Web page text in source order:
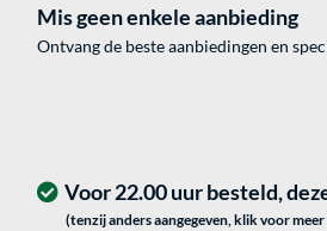
Mis geen enkele aanbieding
Ontvang de beste aanbiedingen en
Voor 22.00 uur besteld,
(tenzij anders aangegeven, klik voor